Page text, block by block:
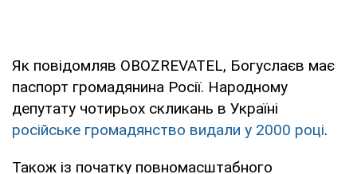
Як повідомляв OBOZREVATEL, Богуслаєв має
паспорт громадянина Росії. Народному
депутату чотирьох скликань в Україні
російське громадянство видали у 2000 році.
Також із початку повномасштабного